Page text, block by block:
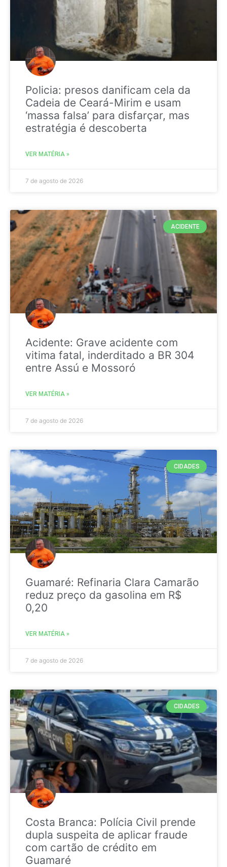
Policia: presos danificam cela da
Cadeia de Ceará-Mirim e usam
‘massa falsa’ para disfarçar, mas
estratégia é descoberta
VER MATÉRIA »
7 de agosto de 2026
ACIDENTE
Acidente: Grave acidente com
vitima fatal, inderditado a BR 304
entre Assú e Mossoró
VER MATÉRIA »
7 de agosto de 2026
CIDADES
Guamaré: Refinaria Clara Camarão
reduz preço da gasolina em R$
0,20
VER MATÉRIA »
7 de agosto de 2026
CIDADES
Costa Branca: Polícia Civil prende
dupla suspeita de aplicar fraude
com cartão de crédito em
Guamaré